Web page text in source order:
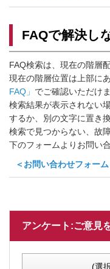
FAQで解決し
FAQ検索は、現在の階層
現在の階層位置は上部に
FAQ」 でご確認いただけま
検索結果が表示されない
するか、別の文字に置き
検索で見つからない、故
下のフォームよりお問い
＜お問い合わせフォーム
アンケート:ご意見
(選